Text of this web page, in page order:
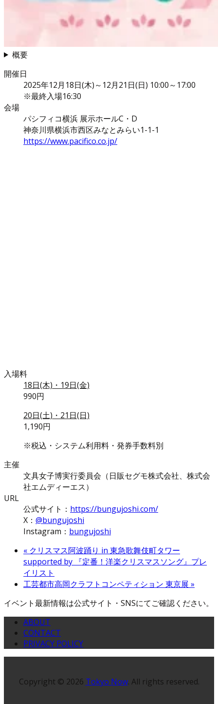
概要
開催日
2025年12月18日(木)～12月21日(日) 10:00～17:00
※最終入場16:30
会場
パシフィコ横浜 展示ホールC・D
神奈川県横浜市西区みなとみらい1-1-1
https://www.pacifico.co.jp/
入場料
18日(木)・19日(金)
990円
20日(土)・21日(日)
1,190円
※税込・システム利用料・発券手数料別
主催
文具女子博実行委員会（日販セグモ株式会社、株式会
社エムディーエス）
URL
公式サイト： https://bungujoshi.com/
X： @bungujoshi
Instagram： bungujoshi
« クリスマス阿波踊り in 東急歌舞伎町タワー
supported by 『定番！洋楽クリスマスソング』プレ
イリスト
工芸都市高岡クラフトコンペティション 東京展 »
イベント最新情報は公式サイト・SNSにてご確認ください。
ABOUT
CONTACT
PRIVACY POLICY
Copyright © 2026 Tokyo Now. All rights reserved.